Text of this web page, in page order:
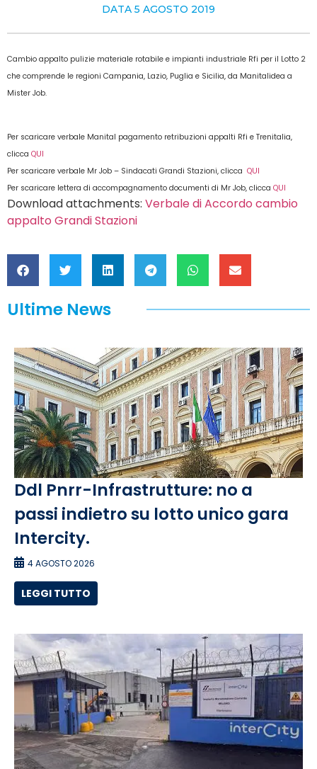
DATA 5 AGOSTO 2019
Cambio appalto pulizie materiale rotabile e impianti industriale Rfi per il Lotto 2
che comprende le regioni Campania, Lazio, Puglia e Sicilia, da Manitalidea a
Mister Job.
Per scaricare verbale Manital pagamento retribuzioni appalti Rfi e Trenitalia,
clicca QUI
Per scaricare verbale Mr Job – Sindacati Grandi Stazioni, clicca QUI
Per scaricare lettera di accompagnamento documenti di Mr Job, clicca QUI
Download attachments: Verbale di Accordo cambio
appalto Grandi Stazioni
Ultime News
Ddl Pnrr-Infrastrutture: no a
passi indietro su lotto unico gara
Intercity.
4 AGOSTO 2026
LEGGI TUTTO